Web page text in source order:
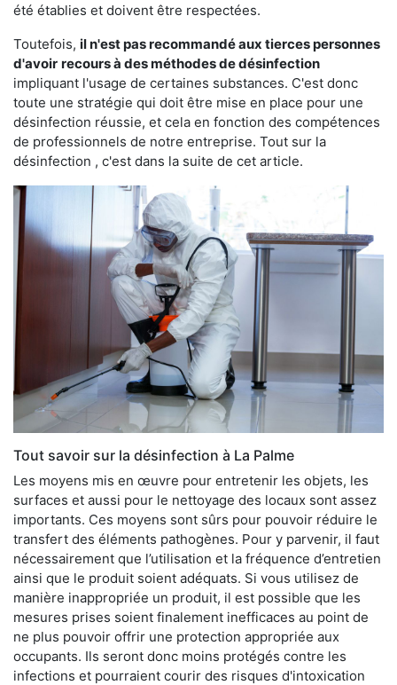
été établies et doivent être respectées.
Toutefois, il n'est pas recommandé aux tierces personnes
d'avoir recours à des méthodes de désinfection
impliquant l'usage de certaines substances. C'est donc
toute une stratégie qui doit être mise en place pour une
désinfection réussie, et cela en fonction des compétences
de professionnels de notre entreprise. Tout sur la
désinfection , c'est dans la suite de cet article.
Tout savoir sur la désinfection à La Palme
Les moyens mis en œuvre pour entretenir les objets, les
surfaces et aussi pour le nettoyage des locaux sont assez
importants. Ces moyens sont sûrs pour pouvoir réduire le
transfert des éléments pathogènes. Pour y parvenir, il faut
nécessairement que l’utilisation et la fréquence d’entretien
ainsi que le produit soient adéquats. Si vous utilisez de
manière inappropriée un produit, il est possible que les
mesures prises soient finalement inefficaces au point de
ne plus pouvoir offrir une protection appropriée aux
occupants. Ils seront donc moins protégés contre les
infections et pourraient courir des risques d'intoxication